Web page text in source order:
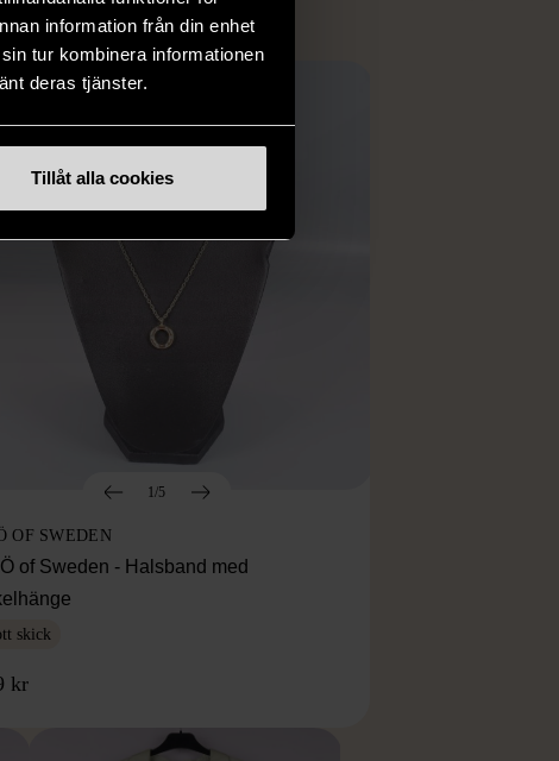
information från din enhet
tur kombinera informationen
deras tjänster.
Tillåt alla cookies
1/5
OF SWEDEN
of Sweden - Halsband med
skick
kr